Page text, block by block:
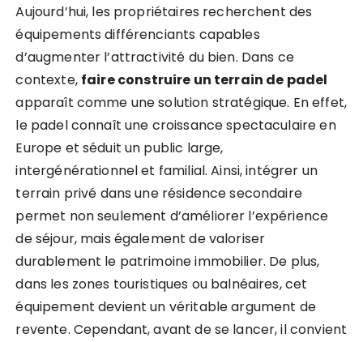
Aujourd’hui, les propriétaires recherchent des
équipements différenciants capables
d’augmenter l’attractivité du bien. Dans ce
contexte, faire construire un terrain de padel
apparaît comme une solution stratégique. En effet,
le padel connaît une croissance spectaculaire en
Europe et séduit un public large,
intergénérationnel et familial. Ainsi, intégrer un
terrain privé dans une résidence secondaire
permet non seulement d’améliorer l’expérience
de séjour, mais également de valoriser
durablement le patrimoine immobilier. De plus,
dans les zones touristiques ou balnéaires, cet
équipement devient un véritable argument de
revente. Cependant, avant de se lancer, il convient